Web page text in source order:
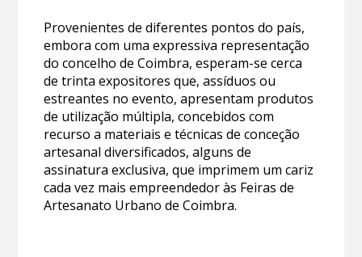
Provenientes de diferentes pontos do país,
embora com uma expressiva representação
do concelho de Coimbra, esperam-se cerca
de trinta expositores que, assíduos ou
estreantes no evento, apresentam produtos
de utilização múltipla, concebidos com
recurso a materiais e técnicas de conceção
artesanal diversificados, alguns de
assinatura exclusiva, que imprimem um cariz
cada vez mais empreendedor às Feiras de
Artesanato Urbano de Coimbra.